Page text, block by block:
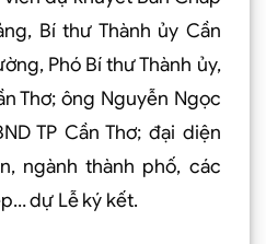
Bí thư Thành ủy Cần
Phó Bí thư Thành ủy,
Thơ; ông Nguyễn Ngọc
TP Cần Thơ; đại diện
ngành thành phố, các
dự Lễ ký kết.